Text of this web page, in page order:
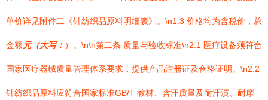
单价详见附件二《针纺织品原料明细表》。\n1.3 价格均为含税价，总
金额元（大写： ）。\n\n第二条 质量与验收标准\n2.1 医疗设备须符合
国家医疗器械质量管理体系要求，提供产品注册证及合格证明。\n2.2
针纺织品原料应符合国家标准GB/T 教材、含汗质量及耐汗渍、耐摩